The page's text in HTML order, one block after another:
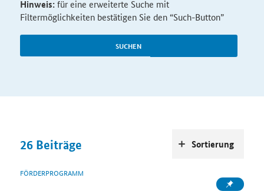
SUCHEN
Hinweis:für eine erweiterte Suche mit
Filtermöglichkeiten bestätigen Sie den “Such-Button”
26 Beiträge
FÖRDERPROGRAMM
Sortierung